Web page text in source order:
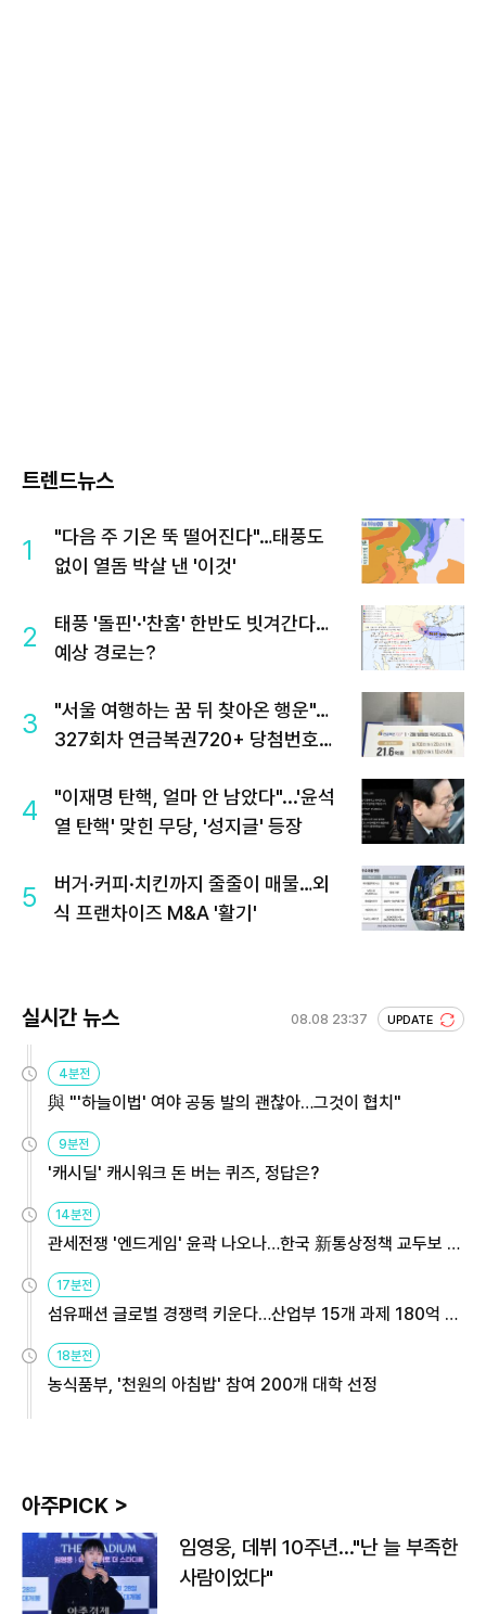
트렌드뉴스
1
"다음 주 기온 뚝 떨어진다"…태풍도
없이 열돔 박살 낸 '이것'
2
태풍 '돌핀'·'찬홈' 한반도 빗겨간다…
예상 경로는?
3
"서울 여행하는 꿈 뒤 찾아온 행운"…
327회차 연금복권720+ 당첨번호조
4
"이재명 탄핵, 얼마 안 남았다"...'윤석
열 탄핵' 맞힌 무당, '성지글' 등장
5
버거·커피·치킨까지 줄줄이 매물…외
식 프랜차이즈 M&A '활기'
실시간 뉴스 08.08 23:37 UPDATE
4분전
與 "'하늘이법' 여야 공동 발의 괜찮아…그것이 협치"
9분전
'캐시딜' 캐시워크 돈 버는 퀴즈, 정답은?
14분전
관세전쟁 '엔드게임' 윤곽 나오나…한국 新통상정책 교두보 활
17분전
섬유패션 글로벌 경쟁력 키운다…산업부 15개 과제 180억 지
18분전
농식품부, '천원의 아침밥' 참여 200개 대학 선정
아주PICK >
임영웅, 데뷔 10주년…"난 늘 부족한
사람이었다"